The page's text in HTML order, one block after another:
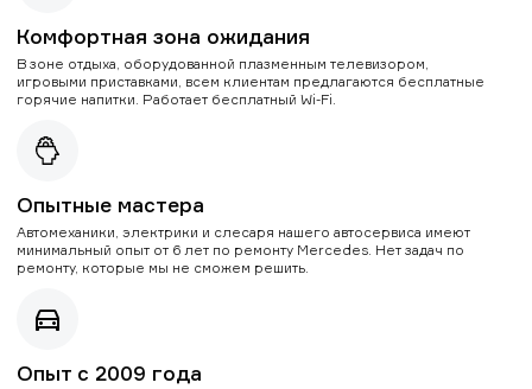
Комфортная зона ожидания
В зоне отдыха, оборудованной плазменным телевизором,
игровыми приставками, всем клиентам предлагаются бесплатные
горячие напитки. Работает бесплатный Wi-Fi.
Опытные мастера
Автомеханики, электрики и слесаря нашего автосервиса имеют
минимальный опыт от 6 лет по ремонту Mercedes. Нет задач по
ремонту, которые мы не сможем решить.
Опыт с 2009 года